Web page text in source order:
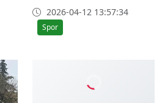
2026-04-12 13:57:34
Spor